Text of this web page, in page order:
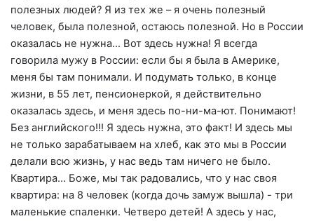
полезных людей? Я из тех же – я очень полезный
человек, была полезной, остаюсь полезной. Но в России
оказалась не нужна… Вот здесь нужна! Я всегда
говорила мужу в России: если бы я была в Америке,
меня бы там понимали. И подумать только, в конце
жизни, в 55 лет, пенсионеркой, я действительно
оказалась здесь, и меня здесь по-ни-ма-ют. Понимают!
Без английского!!! Я здесь нужна, это факт! И здесь мы
не только зарабатываем на хлеб, как это мы в России
делали всю жизнь, у нас ведь там ничего не было.
Квартира… Боже, мы так радовались, что у нас своя
квартира: на 8 человек (когда дочь замуж вышла) - три
маленькие спаленки. Четверо детей! А здесь у нас,